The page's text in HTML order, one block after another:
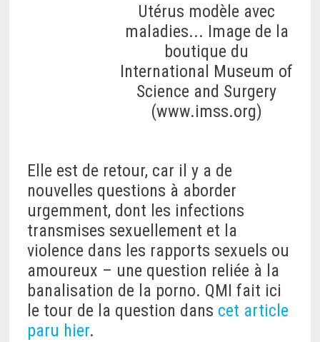
Utérus modèle avec
maladies... Image de la
boutique du
International Museum of
Science and Surgery
(www.imss.org)
Elle est de retour, car il y a de
nouvelles questions à aborder
urgemment, dont les infections
transmises sexuellement et la
violence dans les rapports sexuels ou
amoureux – une question reliée à la
banalisation de la porno. QMI fait ici
le tour de la question dans cet article
paru hier.